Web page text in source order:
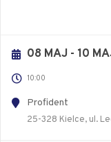
08 MAJ - 10
10:00
Profident
25-328 Kielce, ul.